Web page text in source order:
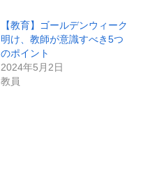
【教育】ゴールデンウィーク
明け、教師が意識すべき5つ
のポイント
2024年5月2日
教員